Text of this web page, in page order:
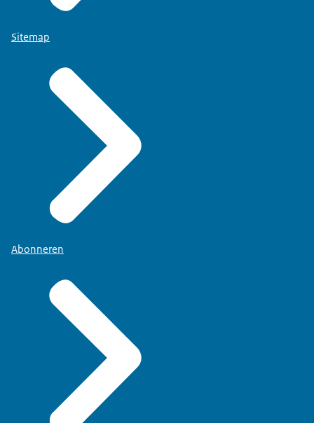
Sitemap
Abonneren